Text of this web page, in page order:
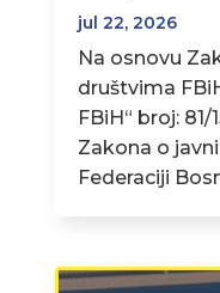
jul 22, 2026
Na osnovu
društvima
FBiH“ broj: 81/
Zakona o
Federaciji